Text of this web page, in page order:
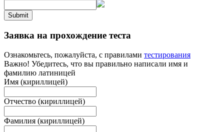
Submit
Заявка на прохождение теста
Ознакомьтесь, пожалуйста, с правилами тестирования
Важно! Убедитесь, что вы правильно написали имя и
фамилию латиницей
Имя (кириллицей)
Отчество (кириллицей)
Фамилия (кириллицей)